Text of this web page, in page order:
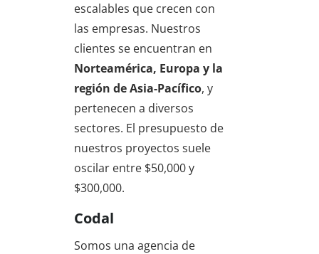
escalables que crecen con
las empresas. Nuestros
clientes se encuentran en
Norteamérica, Europa y la
región de Asia-Pacífico, y
pertenecen a diversos
sectores. El presupuesto de
nuestros proyectos suele
oscilar entre $50,000 y
$300,000.
Codal
Somos una agencia de